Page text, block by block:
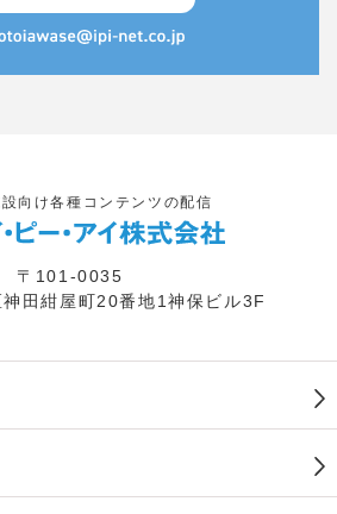
設向け各種コンテンツの配信
〒101-0035
田紺屋町20番地1神保ビル3F